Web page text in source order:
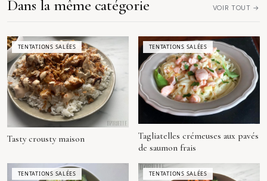
Dans la même catégorie VOIR TOUT →
TENTATIONS SALÉES
Tasty crousty maison
TENTATIONS SALÉES
Tagliatelles crémeuses aux pavés
de saumon frais
TENTATIONS SALÉES TENTATIONS SALÉES